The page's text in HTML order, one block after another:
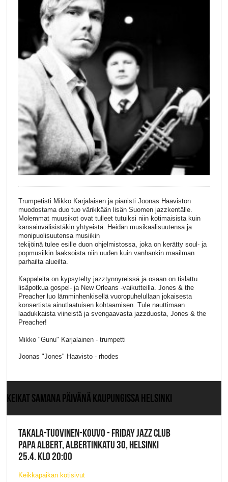
Trumpetisti Mikko Karjalaisen ja pianisti Joonas Haaviston
muodostama duo tuo värikkään lisän Suomen jazzkentälle.
Molemmat muusikot ovat tulleet tutuiksi niin kotimaisista kuin
kansainvälisistäkin yhtyeistä. Heidän musikaalisuutensa ja
monipuolisuutensa musiikin
tekijöinä tulee esille duon ohjelmistossa, joka on kerätty soul- ja
popmusiikin laaksoista niin uuden kuin vanhankin maailman
parhailta alueilta.
Kappaleita on kypsytelty jazztynnyreissä ja osaan on tislattu
lisäpotkua gospel- ja New Orleans -vaikutteilla. Jones & the
Preacher luo lämminhenkisellä vuoropuhelullaan jokaisesta
konsertista ainutlaatuisen kohtaamisen. Tule nauttimaan
laadukkaista viineistä ja svengaavasta jazzduosta, Jones & the
Preacher!
Mikko "Gunu" Karjalainen - trumpetti
Joonas "Jones" Haavisto - rhodes
KEIKAT SAMANA PÄIVÄNÄ KAUPUNGISSA HELSINKI
TAKALA-TUOVINEN-KOUVO - FRIDAY JAZZ CLUB
PAPA ALBERT, ALBERTINKATU 30, HELSINKI
25.4. KLO 20:00
Keikkapaikan kotisivut